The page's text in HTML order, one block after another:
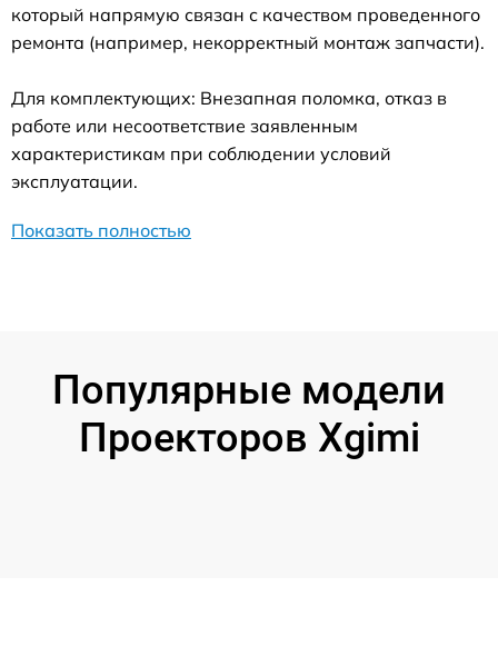
который напрямую связан с качеством проведенного
ремонта (например, некорректный монтаж запчасти).
Для комплектующих: Внезапная поломка, отказ в
работе или несоответствие заявленным
характеристикам при соблюдении условий
эксплуатации.
Показать полностью
Популярные модели
Проекторов Xgimi